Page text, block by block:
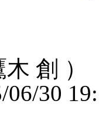
木 創 ）
06/30